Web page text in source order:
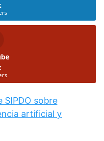
SIPDO sobre
artificial y